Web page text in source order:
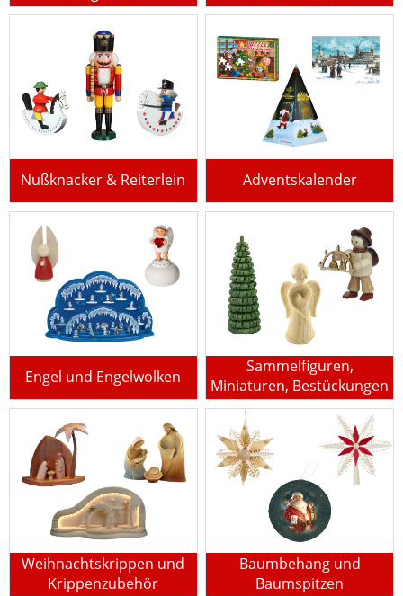
Nußknacker & Reiterlein Adventskalender
Engel und Engelwolken
Sammelfiguren,
Miniaturen, Bestückungen
für Pyramiden u.v.m.
Weihnachtskrippen und
Krippenzubehör
Baumbehang und
Baumspitzen